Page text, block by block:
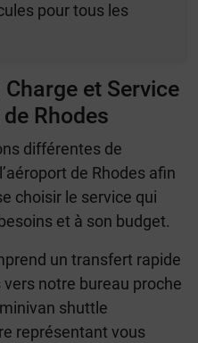
pour tous les
et Service
Rhodes
différentes de
de Rhodes afin
choisir le service qui
et à son budget.
un transfert rapide
notre bureau proche
shuttle
représentant vous